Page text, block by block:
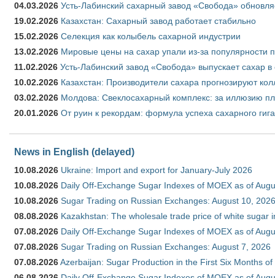
04.03.2026 Усть-Лабинский сахарный завод «Свобода»
19.02.2026 Казахстан: Сахарный завод работает стабильно
15.02.2026 Селекция как колыбель сахарной индустрии
13.02.2026 Мировые цены на сахар упали из-за популярности
11.02.2026 Усть-Лабинский завод «Свобода» выпускает сахар в
10.02.2026 Казахстан: Производители сахара прогнозируют
03.02.2026 Молдова: Свеклосахарный комплекс: за иллюзию
20.01.2026 От руин к рекордам: формула успеха сахарного
News in English (delayed)
10.08.2026 Ukraine: Import and export for January-July 2026
10.08.2026 Daily Off-Exchange Sugar Indexes of MOEX as of
10.08.2026 Sugar Trading on Russian Exchanges: August 10, 2026
08.08.2026 Kazakhstan: The wholesale trade price of white sugar
07.08.2026 Daily Off-Exchange Sugar Indexes of MOEX as of
07.08.2026 Sugar Trading on Russian Exchanges: August 7, 2026
07.08.2026Azerbaijan: Sugar Production in the First Six Months of